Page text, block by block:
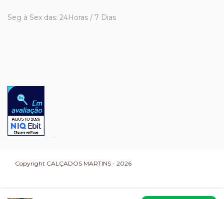
Seg à Sex das: 24Horas / 7 Dias
Copyright CALÇADOS MARTINS - 2026